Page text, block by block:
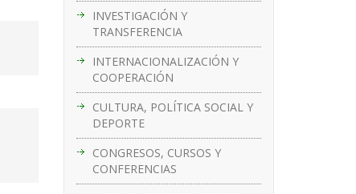
INVESTIGACIÓN Y
TRANSFERENCIA
INTERNACIONALIZACIÓN Y
COOPERACIÓN
CULTURA, POLÍTICA SOCIAL Y
DEPORTE
CONGRESOS, CURSOS Y
CONFERENCIAS